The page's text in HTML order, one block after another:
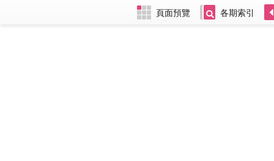
頁面預覽 各期索引